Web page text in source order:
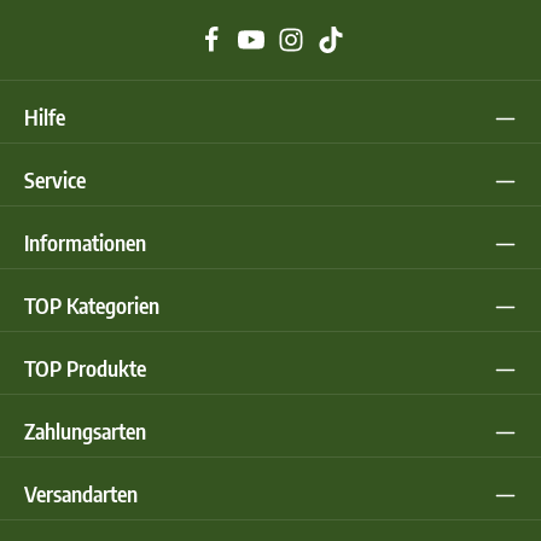
Hilfe
Service
Informationen
TOP Kategorien
TOP Produkte
Zahlungsarten
Versandarten